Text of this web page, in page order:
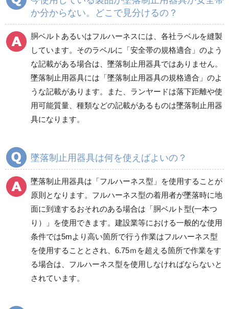
付属品／その他
フルハーネス（型）／
ランヤード
胴ベルト型 安全ブロック
ラクボNシステム
か分からない。どこで見分けるの？
胴ベルトあるいはフルハーネスには、各社ラベルを縫製
しています。そのラベルに「安全帯の規格適合」のよう
な記載がある場合は、墜落制止用器具ではありません。
墜落制止用器具には「墜落制止用器具の規格適合」のよ
うな記載があります。また、ランヤードは落下距離や使
用可能質量、種類などの記載があるものは墜落制止用器
具になります。
墜落制止用器具は何を使えばよいの？
墜落制止用器具は「フルハーネス型」を使用することが
原則となります。フルハーネス型の着用者が墜落時に地
面に到達するおそれのある場合は「胴ベルト型(一本つ
り）」を使用できます。建設業等における一般的な使用
条件では5mより高い箇所で行う作業はフルハーネス型
を使用することとされ、6.75ｍを超える箇所で作業をす
る場合は、フルハーネス型を使用しなければならないと
されています。